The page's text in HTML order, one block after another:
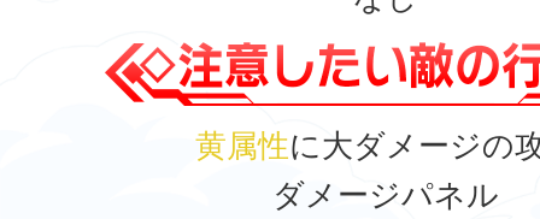
黄属性に大ダメージの
ダメージパネル